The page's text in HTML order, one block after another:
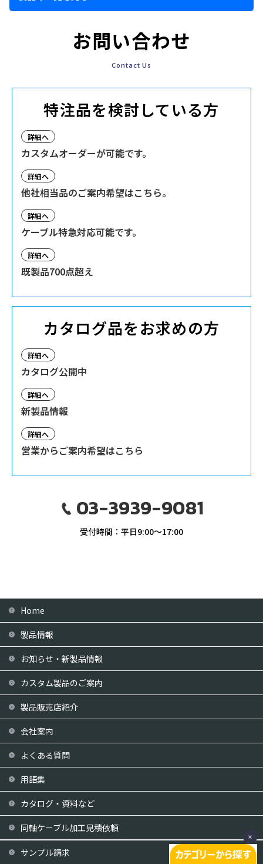
お問い合わせ
Contact Us
特注品を検討している方
詳細へ
カスタムオーダーが可能です。
詳細へ
他社相当品のご案内希望はこちら。
詳細へ
ケーブル特急対応可能です。
詳細へ
既製品700点超え
カタログ品をお求めの方
詳細へ
カタログ公開中
詳細へ
新製品情報
詳細へ
営業からご案内希望はこちら
03-3939-9081
受付時間：平日9:00〜17:00
Home
製品情報
お知らせ・新製品情報
カスタム製品のご案内
製品販売店紹介
会社案内
よくある質問
用語集
カタログ・資料など
同軸ケーブル加工見積依頼
サンプル請求